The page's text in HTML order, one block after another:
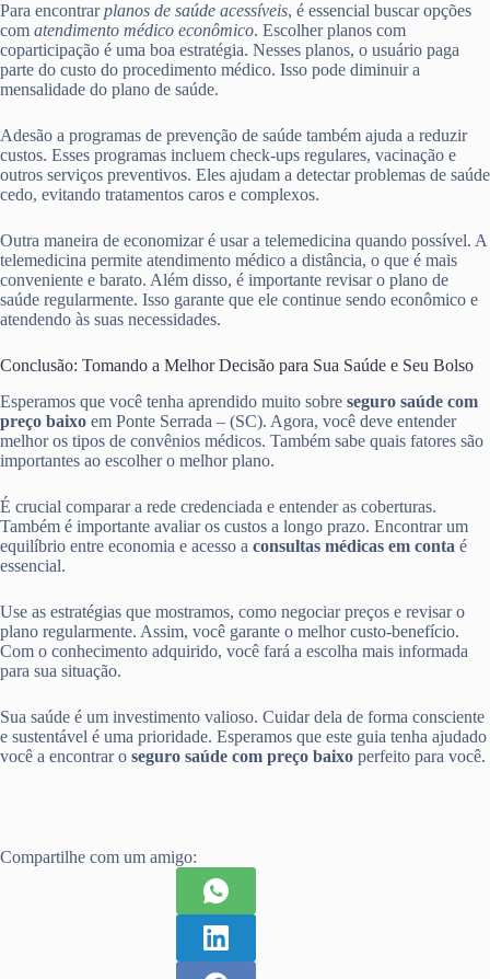
Para encontrarplanos de saúde acessíveis, é essencial buscar opções
com atendimento médico econômico. Escolher planos com
coparticipação é uma boa estratégia. Nesses planos, o usuário paga
parte do custo do procedimento médico. Isso pode diminuir a
mensalidade do plano de saúde.
Adesão a programas de prevenção de saúde também ajuda a reduzir
custos. Esses programas incluem check-ups regulares, vacinação e
outros serviços preventivos. Eles ajudam a detectar problemas de saúde
cedo, evitando tratamentos caros e complexos.
Outra maneira de economizar é usar a telemedicina quando possível. A
telemedicina permite atendimento médico a distância, o que é mais
conveniente e barato. Além disso, é importante revisar o plano de
saúde regularmente. Isso garante que ele continue sendo econômico e
atendendo às suas necessidades.
Conclusão: Tomando a Melhor Decisão para Sua Saúde e Seu Bolso
Esperamos que você tenha aprendido muito sobre seguro saúde com
preço baixo em Ponte Serrada – (SC). Agora, você deve entender
melhor os tipos de convênios médicos. Também sabe quais fatores são
importantes ao escolher o melhor plano.
É crucial comparar a rede credenciada e entender as coberturas.
Também é importante avaliar os custos a longo prazo. Encontrar um
equilíbrio entre economia e acesso a consultas médicas em conta é
essencial.
Use as estratégias que mostramos, como negociar preços e revisar o
plano regularmente. Assim, você garante o melhor custo-benefício.
Com o conhecimento adquirido, você fará a escolha mais informada
para sua situação.
Sua saúde é um investimento valioso. Cuidar dela de forma consciente
e sustentável é uma prioridade. Esperamos que este guia tenha ajudado
você a encontrar o seguro saúde com preço baixo perfeito para você.
Compartilhe com um amigo: